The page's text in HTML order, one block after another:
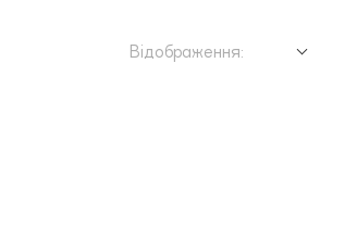
Відображення: